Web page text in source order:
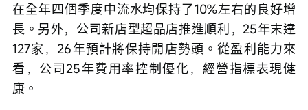
在全年四個季度中流水均保持了10%左右的良好增
長。另外，公司新店型超品店推進順利，25年末達
127家，26年預計將保持開店勢頭。從盈利能力來
看，公司25年費用率控制優化，經營指標表現健
康。